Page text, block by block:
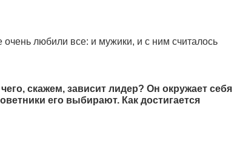
очень любили все: и мужики, и с ним считалось
скажем, зависит лидер? Он окружает себя
его выбирают. Как достигается